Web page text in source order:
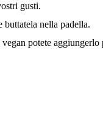
gusti.
buttatela nella padella.
vegan potete aggiungerlo